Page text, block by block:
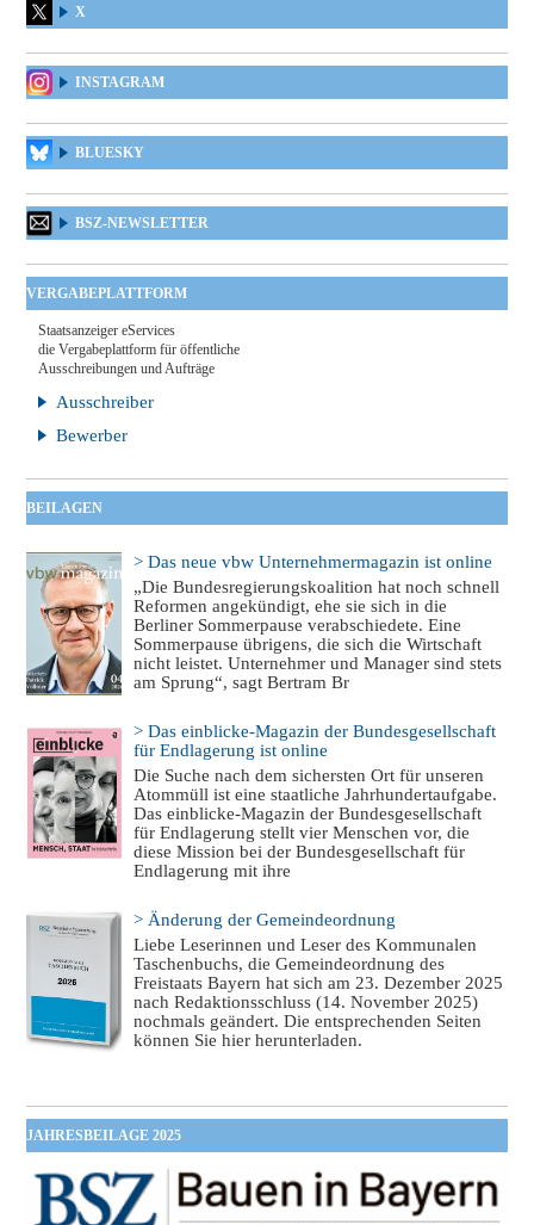
X
INSTAGRAM
BLUESKY
BSZ-NEWSLETTER
VERGABEPLATTFORM
Staatsanzeiger eServices
die Vergabeplattform für öffentliche
Ausschreibungen und Aufträge
Ausschreiber
Bewerber
BEILAGEN
> Das neue vbw Unternehmermagazin ist online
„Die Bundesregierungskoalition hat noch schnell
Reformen angekündigt, ehe sie sich in die
Berliner Sommerpause verabschiedete. Eine
Sommerpause übrigens, die sich die Wirtschaft
nicht leistet. Unternehmer und Manager sind stets
am Sprung“, sagt Bertram Br
> Das einblicke-Magazin der Bundesgesellschaft
für Endlagerung ist online
Die Suche nach dem sichersten Ort für unseren
Atommüll ist eine staatliche Jahrhundertaufgabe.
Das einblicke-Magazin der Bundesgesellschaft
für Endlagerung stellt vier Menschen vor, die
diese Mission bei der Bundesgesellschaft für
Endlagerung mit ihre
> Änderung der Gemeindeordnung
Liebe Leserinnen und Leser des Kommunalen
Taschenbuchs, die Gemeindeordnung des
Freistaats Bayern hat sich am 23. Dezember 2025
nach Redaktionsschluss (14. November 2025)
nochmals geändert. Die entsprechenden Seiten
können Sie hier herunterladen.
JAHRESBEILAGE 2025